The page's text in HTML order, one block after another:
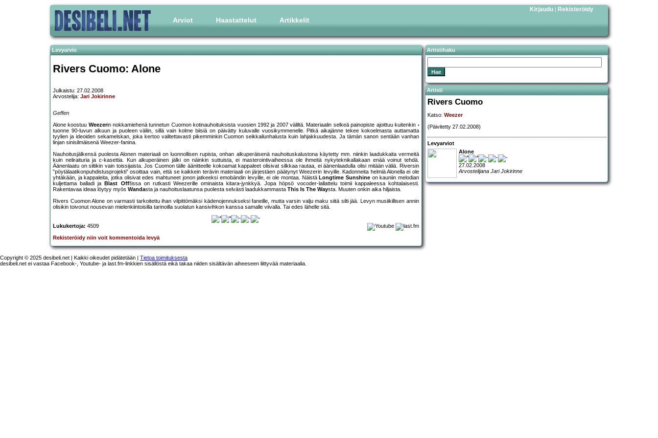
Arviot Haastattelut Artikkelit
Kirjaudu | Rekisteröidy
Levyarvio
Rivers Cuomo: Alone
Julkaistu: 27.02.2008
Arvostelija: Jari Jokirinne
Geffen
Alone koostuu Weezerin nokkamiehenä tunnetun Cuomon kotinauhoituksista vuosien 1992 ja 2007 väliltä. Materiaalin selkeä painopiste ajoittuu kuitenkin
tuonne 90-luvun alkuun ja puoleen väliin, sillä vain kolme biisiä on päivätty kuluvalle vuosikymmenelle. Pitkä aikajänne tekee kokoelmasta auttamatta
tyylien ja ideoiden sekamelskan, joka kertoo valitettavasti pikemminkin Cuomon seikkailunhalusta kuin lahjakkuudesta. Ja tämän sanon sentään vanhan
linjan sinisilmäisenä Weezer-fanina.
Nauhoitusjälkensä puolesta Alonen materiaali on luonnollisen rupista, onhan alkuperäisenä nauhoituskalustona käytetty mm. niinkin laadukkaita vermeitä
kuin neliraituria ja c-kasettia. Kun alkuperäinen jälki on näinkin suttuista, ei masterointivaiheessa ole ihmeitä nykyteknikallakaan enää voinut tehdä.
Äänenlaatu on siltikin vain toissijaista. Jos Cuomon tälle äänitteelle kokoamat kappaleet olisivat silkkaa rautaa, ei äänenlaadulla olisi mitään väliä. Riversin
”pöytälaatikonpuhdistusprojekti” osoittaa vain, että se kaikkein terävin materiaali on järjestäen päätynyt Weezerin levyille. Kadonneita helmiä Alonella ei ole
yhtäkään, ja kappaleita, jotka olisivat edes mahtuneet jonon jatkeeksi emobändin levyille, ei ole montaa. Näistä Longtime Sunshineon kauniin melodian
kuljettama balladi ja
Blast Off!issa on rutkasti Weezerille ominaista kitara-jynkkyä. Jopa höpsö vocoder-lallattelu toimii kappaleessa kohtalaisesti.
Rakentavaa ideaa löytyy myös Wandasta ja nauhoituslaatunsa puolesta selvästi laadukkammasta This Is The Waysta. Muuten onkin aika hiljaista.
Rivers Cuomon Alone on varmasti tarkoitettu ihan vilpittömäksi kädenojennukseksi faneille, mutta varsin valju maku siitä silti jää. Levyn musiikillisen annin
olisikin toivonut nousevan mielenkiintoisilla tarinoilla suolatun kansivihkon kanssa samalle viivalla. Tai edes lähelle sitä.
Lukukertoja: 4509
Rekisteröidy niin voit kommentoida levyä
Artistihaku
Artisti
Rivers Cuomo
Katso: Weezer
(Päivitetty 27.02.2008)
Levyarviot
Alone
27.02.2008
Arvostelijana Jari Jokirinne
Copyright © 2025 desibeli.net | Kaikki oikeudet pidätetään | Tietoa toimituksesta
desibeli.net ei vastaa Facebook-, Youtube- ja last.fm-linkkien sisällöstä eikä takaa niiden sisältävän aiheeseen liittyvää materiaalia.